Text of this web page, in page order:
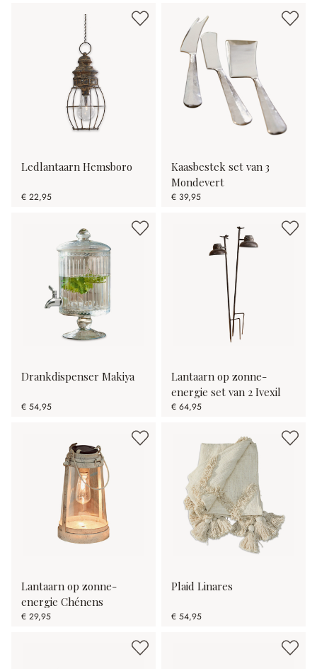
Ledlantaarn Hemsboro
€ 22,95
Kaasbestek set van 3
Mondevert
€ 39,95
Drankdispenser Makiya
€ 54,95
Lantaarn op zonne-
energie set van 2 Ivexil
€ 64,95
Lantaarn op zonne-
energie Chénens
€ 29,95
Plaid Linares
€ 54,95